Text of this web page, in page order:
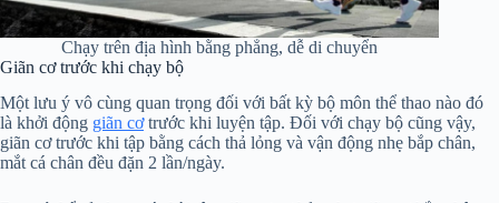
Chạy trên địa hình bằng phẳng, dễ di chuyển
Giãn cơ trước khi chạy bộ
Một lưu ý vô cùng quan trọng đối với bất kỳ bộ môn thể thao nào đó
là khởi động giãn cơtrước khi luyện tập. Đối với chạy bộ cũng vậy,
giãn cơ trước khi tập bằng cách thả lỏng và vận động nhẹ bắp chân,
mắt cá chân đều đặn 2 lần/ngày.